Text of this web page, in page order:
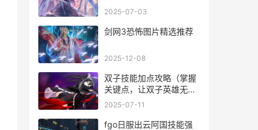
2025-07-03
剑网3恐怖图片精选推荐
2025-12-08
双子技能加点攻略（掌握
关键点，让双子英雄无往
不利）
2025-07-11
fgo日服出云阿国技能强